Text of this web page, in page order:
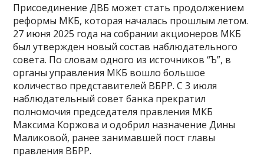
Присоединение ДВБ может стать продолжением
реформы МКБ, которая началась прошлым летом.
27 июня 2025 года на собрании акционеров МКБ
был утвержден новый состав наблюдательного
совета. По словам одного из источников “Ъ”, в
органы управления МКБ вошло большое
количество представителей ВБРР. С 3 июля
наблюдательный совет банка прекратил
полномочия председателя правления МКБ
Максима Коржова и одобрил назначение Дины
Маликовой, ранее занимавшей пост главы
правления ВБРР.